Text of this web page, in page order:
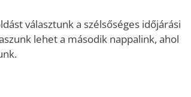
választunk a szélsőséges időjárási
lehet a második nappalink, ahol